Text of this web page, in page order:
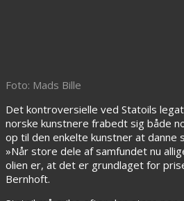
Foto: Mads Bille
Det kontroversielle ved Statoils
norske kunstnere frabedt sig både
op til den enkelte kunstner at danne
»Når store dele af samfundet nu
olien er, at det er grundlaget for
Bernhoft.